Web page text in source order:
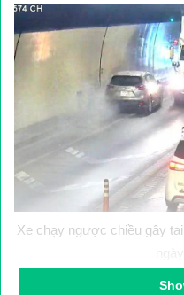
Xe chạy ngược chiều gây
Sáng 30/8, Công ty CP Đầu